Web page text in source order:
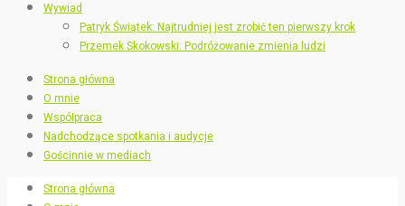
Wywiad
Patryk Świątek: Najtrudniej jest zrobić ten pierwszy krok
Przemek Skokowski: Podróżowanie zmienia ludzi
Strona główna
O mnie
Współpraca
Nadchodzące spotkania i audycje
Gościnnie w mediach
Strona główna